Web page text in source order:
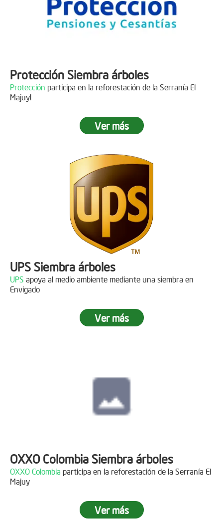
DINISSANpor plantar 400 árboles en el páramo de
Protección Siembra árboles
Protección participa en la reforestación de la Serranía El
Majuy!
Ver más
UPS Siembra árboles
UPS apoya al medio ambiente mediante una siembra en
Envigado
Ver más
OXXO Colombia Siembra árboles
OXXO Colombia participa en la reforestación de la Serranía El
Majuy
Ver más